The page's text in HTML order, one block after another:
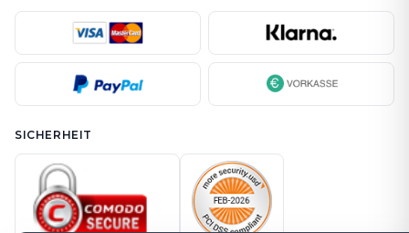
SICHERHEIT